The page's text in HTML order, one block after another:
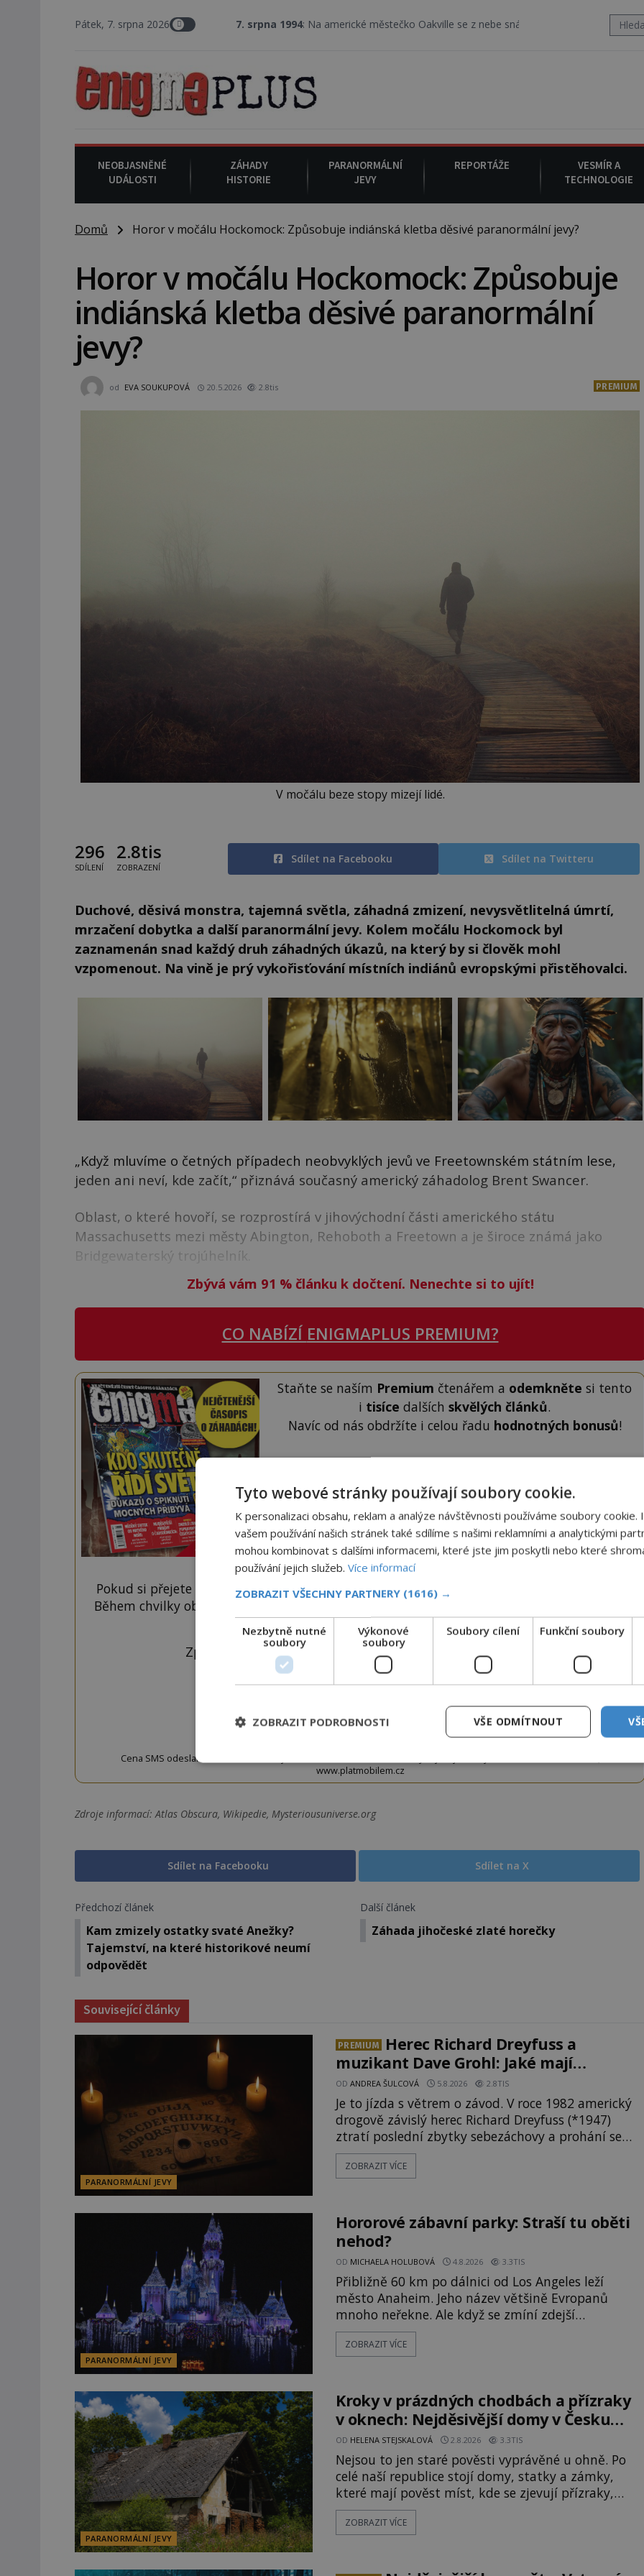
Pátek, 7. srpna 20267. srpna 1994 : Na americké městečko Oakville se z nebe snáší podivná rosolovitá látka neznámého
NEOBJASNĚNÉ
UDÁLOSTI
ZÁHADY
HISTORIE
PARANORMÁLNÍ
JEVY
REPORTÁŽE
VESMÍR A
TECHNOLOGIE
Domů Horor v močálu Hockomock: Způsobuje indiánská kletba děsivé paranormální jevy?
Horor v močálu Hockomock: Způsobuje
indiánská kletba děsivé paranormální
jevy?
od EVA SOUKUPOVÁ 20.5.2026 2.8tis PREMIUM
V močálu beze stopy mizejí lidé.
296
SDÍLENÍ
2.8tis
ZOBRAZENÍ
Sdílet na Facebooku Sdílet na Twitteru
Duchové, děsivá monstra, tajemná světla, záhadná zmizení, nevysvětlitelná úmrtí,
mrzačení dobytka a další paranormální jevy. Kolem močálu Hockomock byl
zaznamenán snad každý druh záhadných úkazů, na který by si člověk mohl
vzpomenout. Na vině je prý vykořisťování místních indiánů evropskými přistěhovalci.
„Když mluvíme o četných případech neobvyklých jevů ve Freetownském státním lese,
jeden ani neví, kde začít,“ přiznává současný americký záhadolog Brent Swancer.
Oblast, o které hovoří, se rozprostírá v jihovýchodní části amerického státu
Massachusetts mezi městy Abington, Rehoboth a Freetown a je široce známá jako
Bridgewaterský trojúhelník.
Zbývá vám 91 %článku k dočtení. Nenechte si to ujít!
CO NABÍZÍ ENIGMAPLUS PREMIUM?
Staňte se naším Premium čtenářem a odemkněte si tento
i tisíce dalšíchskvělých článků.
Navíc od nás obdržíte i celou řadu hodnotných bonusů!
Pokud si přejete odemknout pouze tento článek, můžete tak učinit zasláním jediné SMS.
Během chvilky obdržíte číselný kód, který opíšete do následujícího okénka a kliknutím na
tlačítko jej odemknete.
Zprávu ve tvaru "CTU CLANEK" odešlete na číslo
903 33 20
ODEMKNOUT KÓDEM
Cena SMS odeslané na číslo 9033320 je 20 Kč vč. DPH. Službu technicky zajišťuje Airtoy a.s. Infolinka: 602 777 555,
www.platmobilem.cz
Zdroje informací: Atlas Obscura, Wikipedie, Mysteriousuniverse.org
Sdílet na Facebooku Sdílet na X
Předchozí článek
Kam zmizely ostatky svaté Anežky?
Tajemství, na které historikové neumí
odpovědět
Další článek
Záhada jihočeské zlaté horečky
Související články
PARANORMÁLNÍ JEVY
PREMIUM
Herec Richard Dreyfuss a
muzikant Dave Grohl: Jaké mají
paranormální zážitky?
ODANDREA ŠULCOVÁ 5.8.2026 2.8TIS
Je to jízda s větrem o závod. V roce 1982 americký
drogově závislý herec Richard Dreyfuss (*1947)
ztratí poslední zbytky sebezáchovy a prohání se
po silnicích ve svém mercedesu jako utržený ze
řetězu. Vše vyvrcholí katastrofou, když to
Tímto momentem se slavnému
ZOBRAZIT VÍCE
PARANORMÁLNÍ JEVY
Hororové zábavní parky: Straší tu oběti
nehod?
OD MICHAELA HOLUBOVÁ 4.8.2026 3.3TIS
Přibližně 60 km po dálnici od Los Angeles leží
město Anaheim. Jeho název většině Evropanů
mnoho neřekne. Ale když se zmíní zdejší
Disneyland, je hned jasno. Zábavní park vyroste
na poklidném místě bývalého sadu
lidí ročně. A ač je velká snaha to utajit, někteří z
ZOBRAZIT VÍCE
PARANORMÁLNÍ JEVY
Kroky v prázdných chodbách a přízraky
v oknech: Nejděsivější domy v Česku
budí hrůzu
OD HELENA STEJSKALOVÁ 2.8.2026 3.3TIS
Nejsou to jen staré pověsti vyprávěné u ohně. Po
celé naší republice stojí domy, statky a zámky,
které mají pověst míst, kde se zjevují přízraky,
ozývají nevysvětlitelné zvuky nebo se dějí
podivné jevy. Zatímco historici většinou hledají
ZOBRAZIT VÍCE
Tyto webové stránky používají soubory cookie.
K personalizaci obsahu, reklam a analýze návštěvnosti používáme soubory cookie.
vašem používání našich stránek také sdílíme s našimi reklamními a analytickými
mohou kombinovat s dalšími informacemi, které jste jim poskytli nebo které
používání jejich služeb. Více informací
ZOBRAZIT VŠECHNY PARTNERY (1616) →
Nezbytně nutné
soubory
Výkonové
soubory
Soubory cílení Funkční soubory
VŠE ODMÍTNOUT
ZOBRAZIT PODROBNOSTI